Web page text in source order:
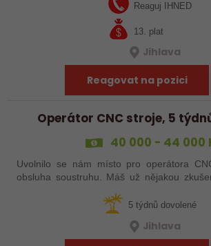
Reaguj IHNED
13. plat
Jihlava
Reagovat na pozici
Operátor CNC stroje, 5
40 000 - 44 000
Uvolnilo se nám místo pro operátora
obsluha soustruhu. Máš už nějakou zkušenost s CNC stroji,
pošli životopis. Rádi…
5 týdnů dovolené
Jihlava